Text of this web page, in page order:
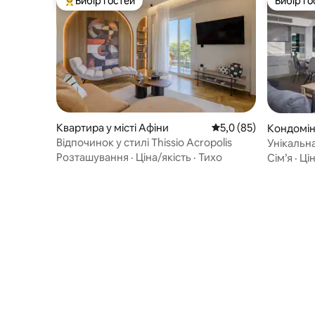
Топ вибір гостей
Квартира у місті Афіни Середня оцінка: 5,0
5,0 (85)
Відпочинок у стилі Thissio Acropolis
Розташування · Ціна/якість · Тихо
Вибір
Сім’я ·